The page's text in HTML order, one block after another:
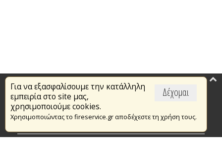
Δέχομαι
Για να εξασφαλίσουμε την κατάλληλη
εμπειρία στο site μας,
χρησιμοποιούμε cookies.
Χρησιμοποιώντας το fireservice.gr αποδέχεστε τη χρήση τους.
Επικαιρότητα
Το Πυροσβεστικό Σώμα